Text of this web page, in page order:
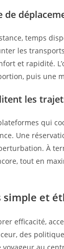
temps
les
et rapidité.
puis une
les
qui
Une
À
tout en
simple et
efficacité,
des